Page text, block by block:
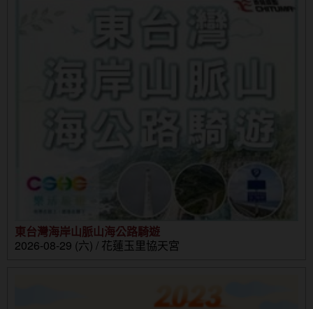
東台灣海岸山脈山海公路騎遊
2026-08-29 (六) / 花蓮玉里協天宮